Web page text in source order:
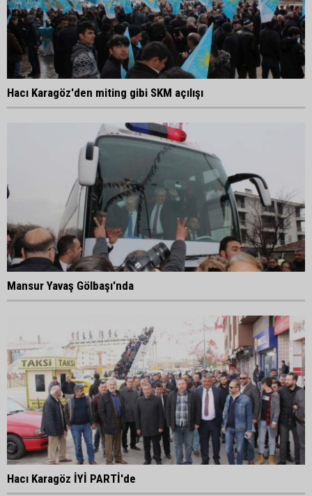
Hacı Karagöz'den miting gibi SKM açılışı
Mansur Yavaş Gölbaşı'nda
Hacı Karagöz İYİ PARTİ'de